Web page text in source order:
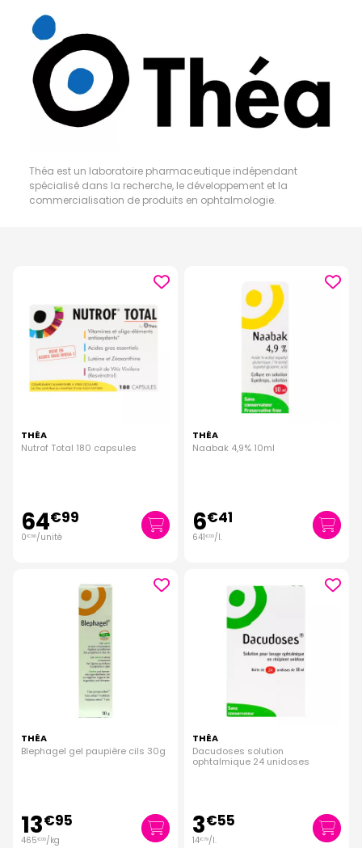
Théa est un laboratoire pharmaceutique indépendant
spécialisé dans la recherche, le développement et la
commercialisation de produits en ophtalmologie.
THÉA
Nutrof Total 180 capsules
64€99
0€36/unité
THÉA
Naabak 4,9% 10ml
6€41
641€00/l.
THÉA
Blephagel gel paupière cils 30g
13€95
465€00/kg
THÉA
Dacudoses solution
ophtalmique 24 unidoses
3€55
14€79/l.